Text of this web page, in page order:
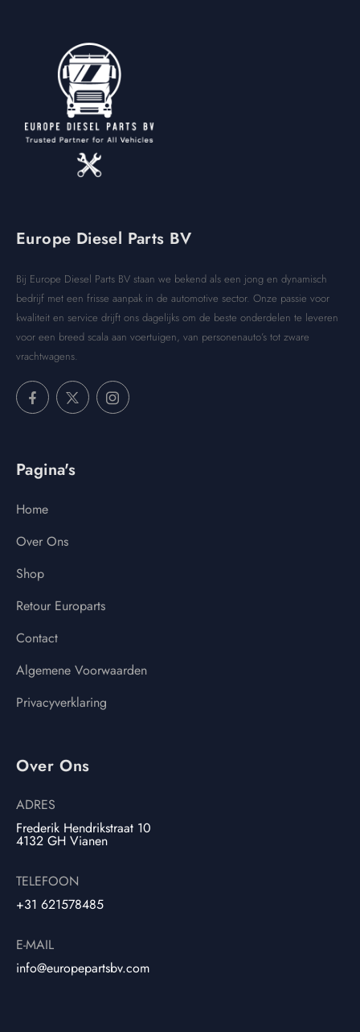
Europe Diesel Parts BV
Bij Europe Diesel Parts BV staan we bekend als een jong en dynamisch
bedrijf met een frisse aanpak in de automotive sector. Onze passie voor
kwaliteit en service drijft ons dagelijks om de beste onderdelen te leveren
voor een breed scala aan voertuigen, van personenauto’s tot zware
vrachtwagens.
Pagina's
Home
Over Ons
Shop
Retour Europarts
Contact
Algemene Voorwaarden
Privacyverklaring
Over Ons
ADRES
Frederik Hendrikstraat 10
4132 GH Vianen
TELEFOON
+31 621578485
E-MAIL
info@europepartsbv.com